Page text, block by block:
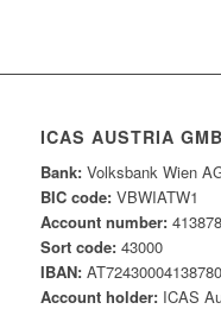
ICAS AUSTRIA
Bank:Volksbank Wien
BIC code:VBWIATW1
Account number:
Sort code:43000
IBAN:
Account holder:ICAS